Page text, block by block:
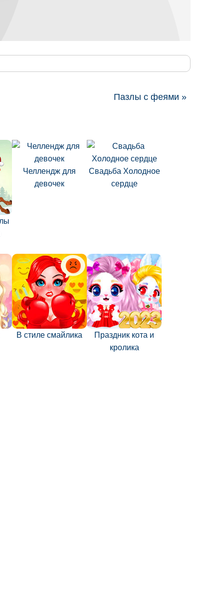
Пазлы с феями »
Челлендж для
девочек
Свадьба Холодное
сердце
В стиле смайлика
Праздник кота и
кролика